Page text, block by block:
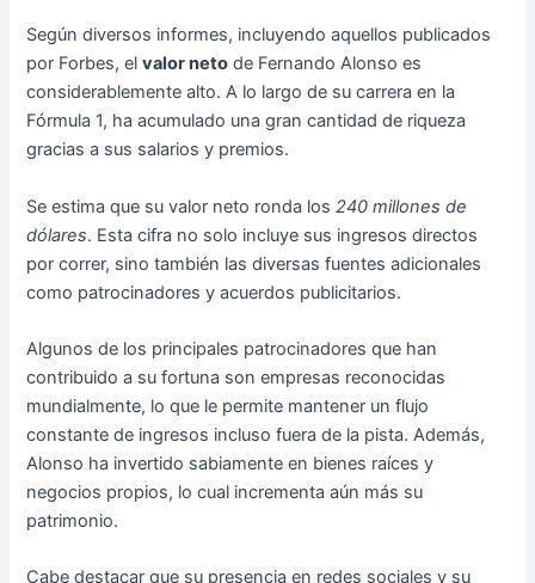
Según diversos informes, incluyendo aquellos publicados
por Forbes, elvalor neto de Fernando Alonso es
considerablemente alto. A lo largo de su carrera en la
Fórmula 1, ha acumulado una gran cantidad de riqueza
gracias a sus salarios y premios.
Se estima que su valor neto ronda los240 millones de
dólares. Esta cifra no solo incluye sus ingresos directos
por correr, sino también las diversas fuentes adicionales
como patrocinadores y acuerdos publicitarios.
Algunos de los principales patrocinadores que han
contribuido a su fortuna son empresas reconocidas
mundialmente, lo que le permite mantener un flujo
constante de ingresos incluso fuera de la pista. Además,
Alonso ha invertido sabiamente en bienes raíces y
negocios propios, lo cual incrementa aún más su
patrimonio.
Cabe destacar que su presencia en redes sociales y su